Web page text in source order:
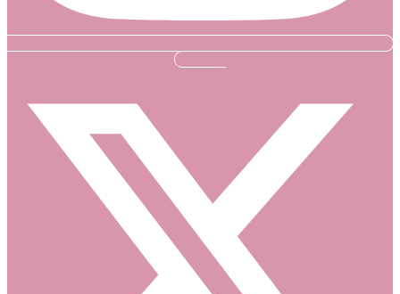
X-twitter